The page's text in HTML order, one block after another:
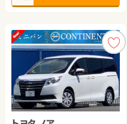
スズキ スイフト
日産 セレナ